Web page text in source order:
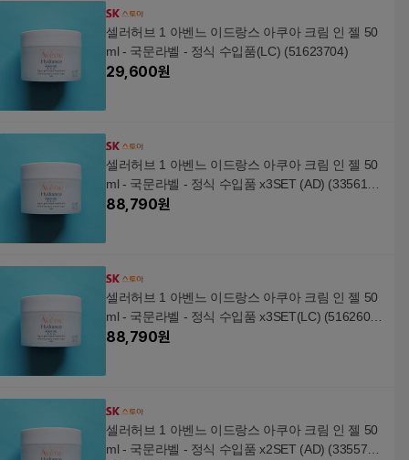
셀러허브 1 아벤느 이드랑스 아쿠아 크림 인 젤 50
ml - 국문라벨 - 정식 수입품(LC) (51623704)
29,600원
셀러허브 1 아벤느 이드랑스 아쿠아 크림 인 젤 50
ml - 국문라벨 - 정식 수입품 x3SET (AD) (3356155
7)
88,790원
셀러허브 1 아벤느 이드랑스 아쿠아 크림 인 젤 50
ml - 국문라벨 - 정식 수입품 x3SET(LC) (5162603
0)
88,790원
셀러허브 1 아벤느 이드랑스 아쿠아 크림 인 젤 50
ml - 국문라벨 - 정식 수입품 x2SET (AD) (3355761